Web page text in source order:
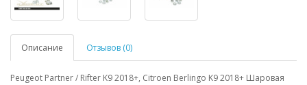
Описание Отзывов (0)
Peugeot Partner / Rifter K9 2018+, Citroen Berlingo K9 2018+ Шаровая